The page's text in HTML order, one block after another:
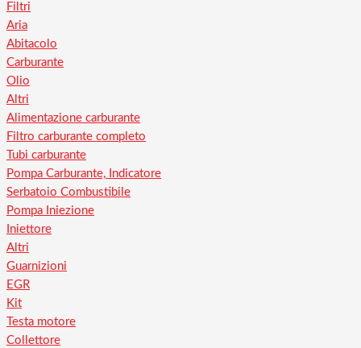
Filtri
Aria
Abitacolo
Carburante
Olio
Altri
Alimentazione carburante
Filtro carburante completo
Tubi carburante
Pompa Carburante, Indicatore
Serbatoio Combustibile
Pompa Iniezione
Iniettore
Altri
Guarnizioni
EGR
Kit
Testa motore
Collettore